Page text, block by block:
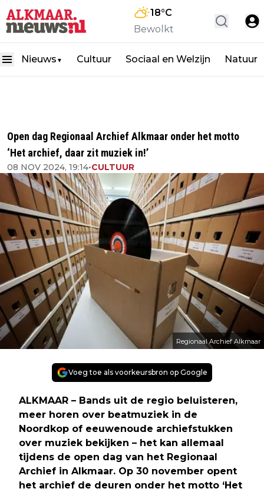
18°C
Bewolkt
Nieuws ▼ Cultuur Sociaal en Welzijn Natuur
Open dag Regionaal Archief Alkmaar onder het motto
‘Het archief, daar zit muziek in!’
08 NOV 2024, 19:14•CULTUUR
Regionaal Archief Alkmaar
Voeg toe als voorkeursbron op Google
ALKMAAR – Bands uit de regio beluisteren,
meer horen over beatmuziek in de
Noordkop of eeuwenoude archiefstukken
over muziek bekijken – het kan allemaal
tijdens de open dag van het Regionaal
Archief in Alkmaar. Op 30 november opent
het archief de deuren onder het motto ‘Het